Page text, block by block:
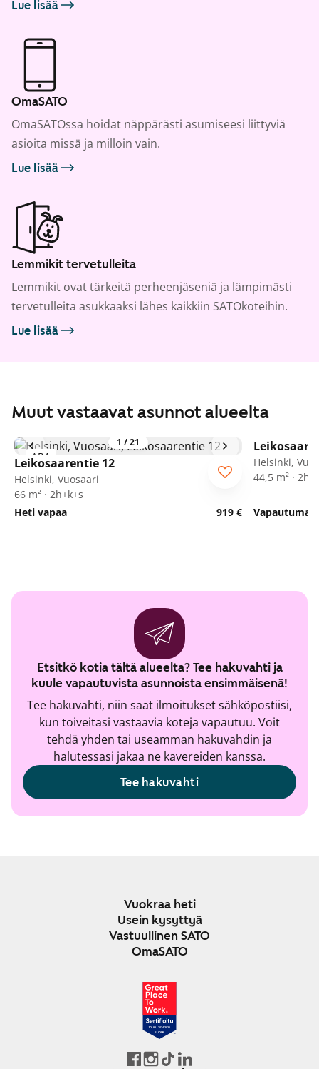
Lue lisää
OmaSATO
OmaSATOssa hoidat näppärästi asumiseesi liittyviä
asioita missä ja milloin vain.
Lue lisää
Lemmikit tervetulleita
Lemmikit ovat tärkeitä perheenjäseniä ja lämpimästi
tervetulleita asukkaaksi lähes kaikkiin SATOkoteihin.
Lue lisää
Muut vastaavat asunnot alueelta
1 /21
ARA
Leikosaarentie 12
Helsinki, Vuosaari
66 m² · 2h+k+s
Heti vapaa
919 €
Helsinki,
44,5 m² ·
Etsitkö kotia tältä alueelta? Tee hakuvahti ja
kuule vapautuvista asunnoista ensimmäisenä!
Tee hakuvahti, niin saat ilmoitukset sähköpostiisi,
kun toiveitasi vastaavia koteja vapautuu. Voit
tehdä yhden tai useamman hakuvahdin ja
halutessasi jakaa ne kavereiden kanssa.
Tee hakuvahti
Vuokraa heti
Usein kysyttyä
Vastuullinen SATO
OmaSATO
JOULU 2024-2025
SUOMI